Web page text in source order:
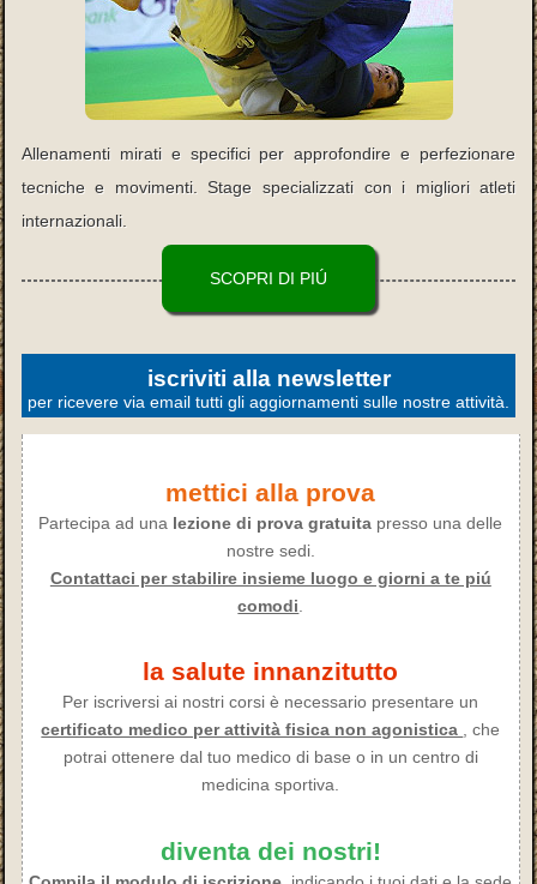
Allenamenti mirati e specifici per approfondire e perfezionare
tecniche e movimenti. Stage specializzati con i migliori atleti
internazionali.
SCOPRI DI PIÚ
iscriviti alla newsletter
per ricevere via email tutti gli aggiornamenti sulle nostre attività.
mettici alla prova
Partecipa ad una lezione di prova gratuita presso una delle
nostre sedi.
Contattaci per stabilire insieme luogo e giorni a te piú
comodi
la salute innanzitutto
Per iscriversi ai nostri corsi è necessario presentare un
certificato medico per attività fisica non agonistica , che
potrai ottenere dal tuo medico di base o in un centro di
medicina sportiva.
diventa dei nostri!